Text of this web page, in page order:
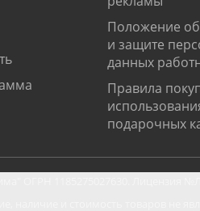
Положение
и защите
данных
Правила
подарочных
наличие и стоимость товаров не